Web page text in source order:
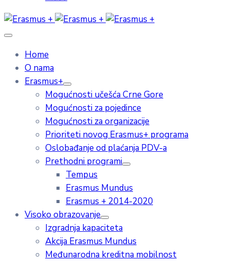
Home
O nama
Erasmus+
Mogućnosti učešća Crne Gore
Mogućnosti za pojedince
Mogućnosti za organizacije
Prioriteti novog Erasmus+ programa
Oslobađanje od plaćanja PDV-a
Prethodni programi
Tempus
Erasmus Mundus
Erasmus + 2014-2020
Visoko obrazovanje
Izgradnja kapaciteta
Akcija Erasmus Mundus
Međunarodna kreditna mobilnost